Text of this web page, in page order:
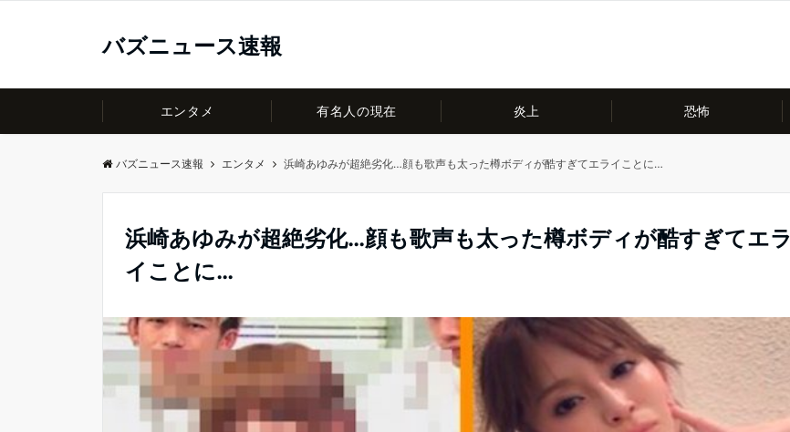
バズニュース速報
エンタメ 有名人の現在 炎上 恐怖
バズニュース速報 エンタメ 浜崎あゆみが超絶劣化…顔も歌声も太った樽ボディが酷すぎてエライことに…
浜崎あゆみが超絶劣化…顔も歌声も太った樽ボディが酷すぎてエラ
イことに…